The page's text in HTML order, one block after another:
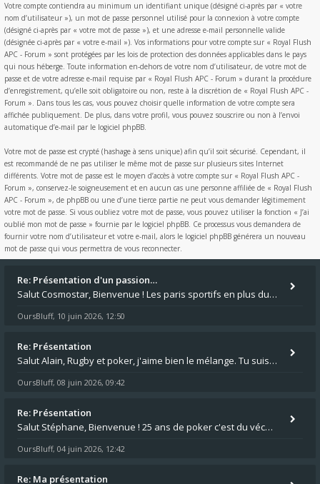
Votre compte contiendra au minimum un identifiant unique (désigné ci-après par « votre
nom d’utilisateur »), un mot de passe personnel utilisé pour la connexion à votre compte
(désigné ci-après par « votre mot de passe »), et une adresse e-mail personnelle valide
(désignée ci-après par « votre e-mail »). Vos informations pour votre compte sur « Royal Flush
APC - Forum » sont protégées par les lois de protection des données applicables dans le pays
qui nous héberge. Toute information en-dehors de votre nom d’utilisateur, de votre mot de
passe et de votre adresse e-mail requise par « Royal Flush APC - Forum » durant la procédure
d’enregistrement, qu’elle soit obligatoire ou non, reste à la discrétion de « Royal Flush APC -
Forum ». Dans tous les cas, vous pouvez choisir quelle information de votre compte sera
affichée publiquement. De plus, dans votre profil, vous pouvez souscrire ou non à l’envoi
automatique d’e-mail par le logiciel phpBB.
Votre mot de passe est crypté (hashage à sens unique) afin qu’il soit sécurisé. Cependant, il
est recommandé de ne pas utiliser le même mot de passe sur plusieurs sites Internet
différents. Votre mot de passe est le moyen d’accès à votre compte sur « Royal Flush APC -
Forum », conservez-le soigneusement et en aucun cas une personne affiliée de « Royal Flush
APC - Forum », de phpBB ou une d’une tierce partie ne peut vous demander légitimement
votre mot de passe. Si vous oubliez votre mot de passe, vous pouvez utiliser la fonction « J’ai
oublié mon mot de passe » fournie par le logiciel phpBB. Ce processus vous demandera de
fournir votre nom d’utilisateur et votre e-mail, alors le logiciel phpBB générera un nouveau
mot de passe qui vous permettra de vous reconnecter.
Re: Présentation d'un passion…
Salut Cosmostar, Bienvenue ! Les paris sportifs en plus du poker, c'est ce que je fais aussi. Surtout la NBA, je mise su
OursBluff, 10 juin 2026, 12:50
Re: Présentation
Salut Alain, Rugby et poker, j'aime bien le mélange. Tu suis le rugby du coin ? Moi j'essaie d'aller voir des matchs de
OursBluff, 08 juin 2026, 09:42
Re: Présentation
Salut Stéphane, Bienvenue ! 25 ans de poker c'est du vécu quand même. Moi je suis relativementnouveau (2018) mais j'ai a
OursBluff, 04 juin 2026, 12:42
Re: Ma présentation